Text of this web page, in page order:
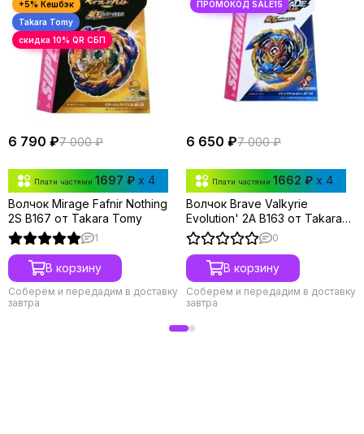
6 790 ₽7 000 ₽
Плати частями 1697 ₽ x 4
Волчок Mirage Fafnir Nothing
2S B167 от Takara Tomy
1
В корзину
Соберём и передадим в доставку
завтра
6 650 ₽7 000 ₽
Плати частями 1662 ₽ x 4
Волчок Brave Valkyrie
Evolution' 2A B163 от Takara
Tomy
0
В корзину
Соберём и передадим в доставку
завтра